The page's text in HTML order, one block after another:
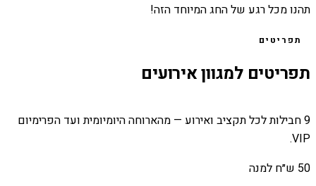
תהנו מכל רגע של החג המיוחד הזה!
תפריטים
תפריטים למגוון אירועים
9 חבילות לכל תקציב ואירוע — מהארוחה היומיומית ועד הפרימיום
VIP.
50 ש״ח למנה